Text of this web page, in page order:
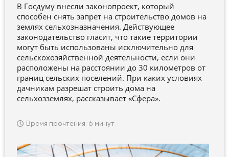
В Госдуму внесли законопроект, который
способен снять запрет на строительство домов на
землях сельхозназначения. Действующее
законодательство гласит, что такие территории
могут быть использованы исключительно для
сельскохозяйственной деятельности, если они
расположены на расстоянии до 30 километров от
границ сельских поселений. При каких условиях
дачникам разрешат строить дома на
сельхозземлях, рассказывает «Сфера».
Время прочтения: 6 минут